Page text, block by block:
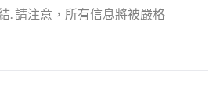
. 請注意，所有信息將被嚴格